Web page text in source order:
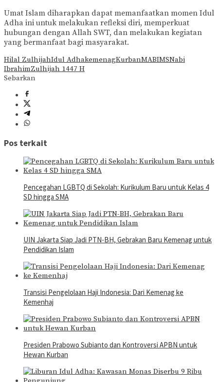
Umat Islam diharapkan dapat memanfaatkan momen Idul
Adha ini untuk melakukan refleksi diri, memperkuat
hubungan dengan Allah SWT, dan melakukan kegiatan
yang bermanfaat bagi masyarakat.
Hilal ZulhijahIdul AdhakemenagKurbanMABIMSNabi
IbrahimZulhijah 1447 H
Sebarkan
Pos terkait
Pencegahan LGBTQ di Sekolah: Kurikulum Baru untuk Kelas 4
SD hingga SMA
UIN Jakarta Siap Jadi PTN-BH, Gebrakan Baru Kemenag untuk
Pendidikan Islam
Transisi Pengelolaan Haji Indonesia: Dari Kemenag ke
Kemenhaj
Presiden Prabowo Subianto dan Kontroversi APBN untuk
Hewan Kurban